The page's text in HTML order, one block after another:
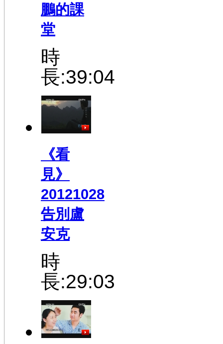
鵬的課
堂
時
長:39:04
《看
見》
20121028
告別盧
安克
時
長:29:03